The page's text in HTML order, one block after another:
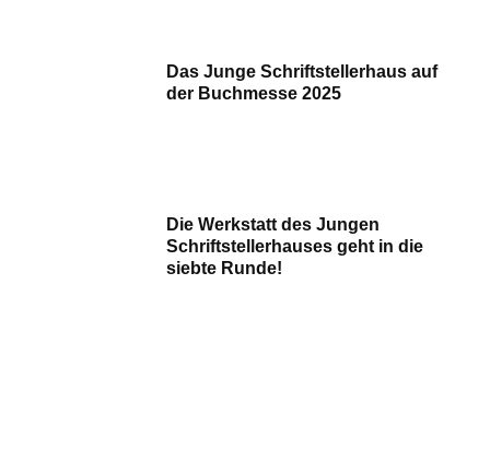
Das Junge Schriftstellerhaus auf
der Buchmesse 2025
Die Werkstatt des Jungen
Schriftstellerhauses geht in die
siebte Runde!